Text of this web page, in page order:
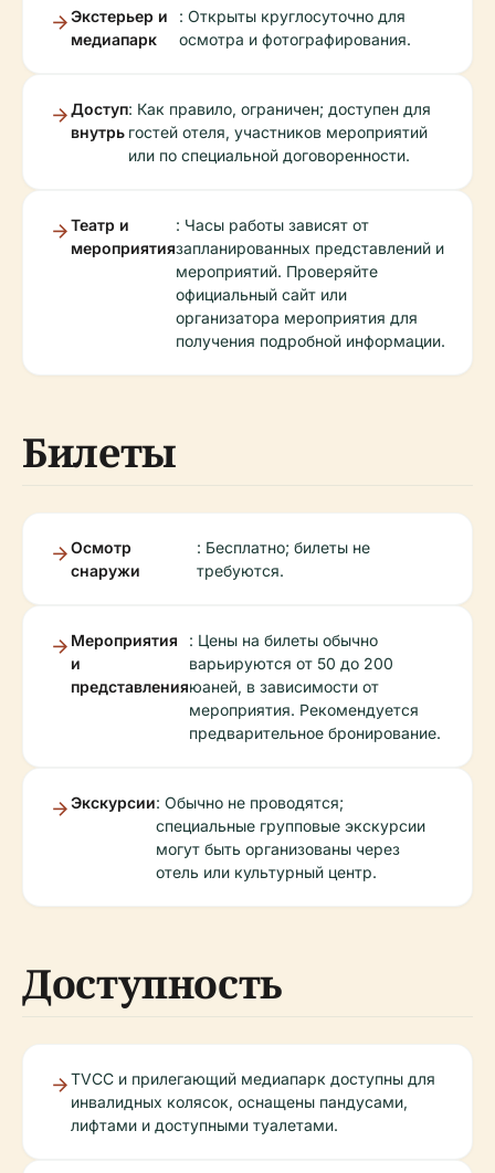
Экстерьер и
медиапарк
: Открыты круглосуточно для
осмотра и фотографирования.
Доступ
внутрь
: Как правило, ограничен; доступен для
гостей отеля, участников мероприятий
или по специальной договоренности.
Театр и
мероприятия
: Часы работы зависят от
запланированных представлений и
мероприятий. Проверяйте
официальный сайт или
организатора мероприятия для
получения подробной информации.
Билеты
Осмотр
снаружи
: Бесплатно; билеты не
требуются.
Мероприятия
и
представления
: Цены на билеты обычно
варьируются от 50 до 200
юаней, в зависимости от
мероприятия. Рекомендуется
предварительное бронирование.
Экскурсии: Обычно не проводятся;
специальные групповые экскурсии
могут быть организованы через
отель или культурный центр.
Доступность
TVCC и прилегающий медиапарк доступны для
инвалидных колясок, оснащены пандусами,
лифтами и доступными туалетами.